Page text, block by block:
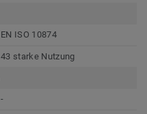
EN ISO 10874
43 starke Nutzung
-